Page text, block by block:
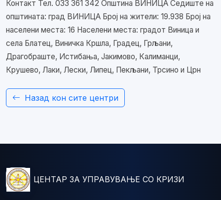
Контакт Тел. 033 361 342 Општина ВИНИЦА Седиште на
општината: град ВИНИЦА Број на жители: 19.938 Број на
населени места: 16 Населени места: градот Виница и
села Блатец, Виничка Кршла, Градец, Грљани,
Драгобраште, Истибања, Јакимово, Калиманци,
Крушево, Лаки, Лески, Липец, Пекљани, Трсино и Црн
Назад кон сите центри
ЦЕНТАР ЗА УПРАВУВАЊЕ СО КРИЗИ